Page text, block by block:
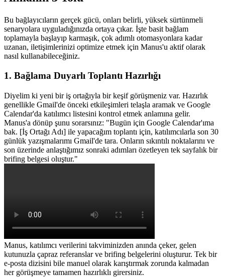
Bu bağlayıcıların gerçek gücü, onları belirli, yüksek sürtünmeli
senaryolara uyguladığınızda ortaya çıkar. İşte basit bağlam
toplamayla başlayıp karmaşık, çok adımlı otomasyonlara kadar
uzanan, iletişimlerinizi optimize etmek için Manus'u aktif olarak
nasıl kullanabileceğiniz.
1. Bağlama Duyarlı Toplantı Hazırlığı
Diyelim ki yeni bir iş ortağıyla bir keşif görüşmeniz var. Hazırlık
genellikle Gmail'de önceki etkileşimleri telaşla aramak ve Google
Calendar'da katılımcı listesini kontrol etmek anlamına gelir.
Manus'a dönüp şunu sorarsınız: "Bugün için Google Calendar'ıma
bak. [İş Ortağı Adı] ile yapacağım toplantı için, katılımcılarla son 30
günlük yazışmalarımı Gmail'de tara. Onların sıkıntılı noktalarını ve
son üzerinde anlaştığımız sonraki adımları özetleyen tek sayfalık bir
brifing belgesi oluştur."
Manus, katılımcı verilerini takviminizden anında çeker, gelen
kutunuzla çapraz referanslar ve brifing belgelerini oluşturur. Tek bir
e-posta dizisini bile manuel olarak karıştırmak zorunda kalmadan
her görüşmeye tamamen hazırlıklı girersiniz.